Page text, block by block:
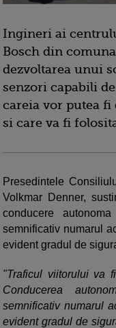
Ingineri ai
Bosch din
dezvoltarea unui
senzori capabili
careia vor putea fi
si care va fi
Presedintele
Volkmar Denner,
conducere
semnificativ numarul
evident gradul de
"Traficul viitorului va
Conducerea
semnificativ numarul
evident gradul de